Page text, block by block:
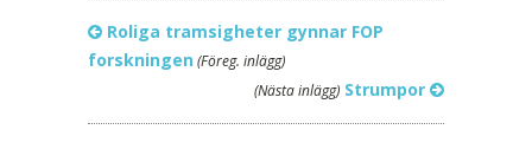
Roliga tramsigheter gynnar FOP
forskningen (Föreg. inlägg)
(Nästa inlägg) Strumpor